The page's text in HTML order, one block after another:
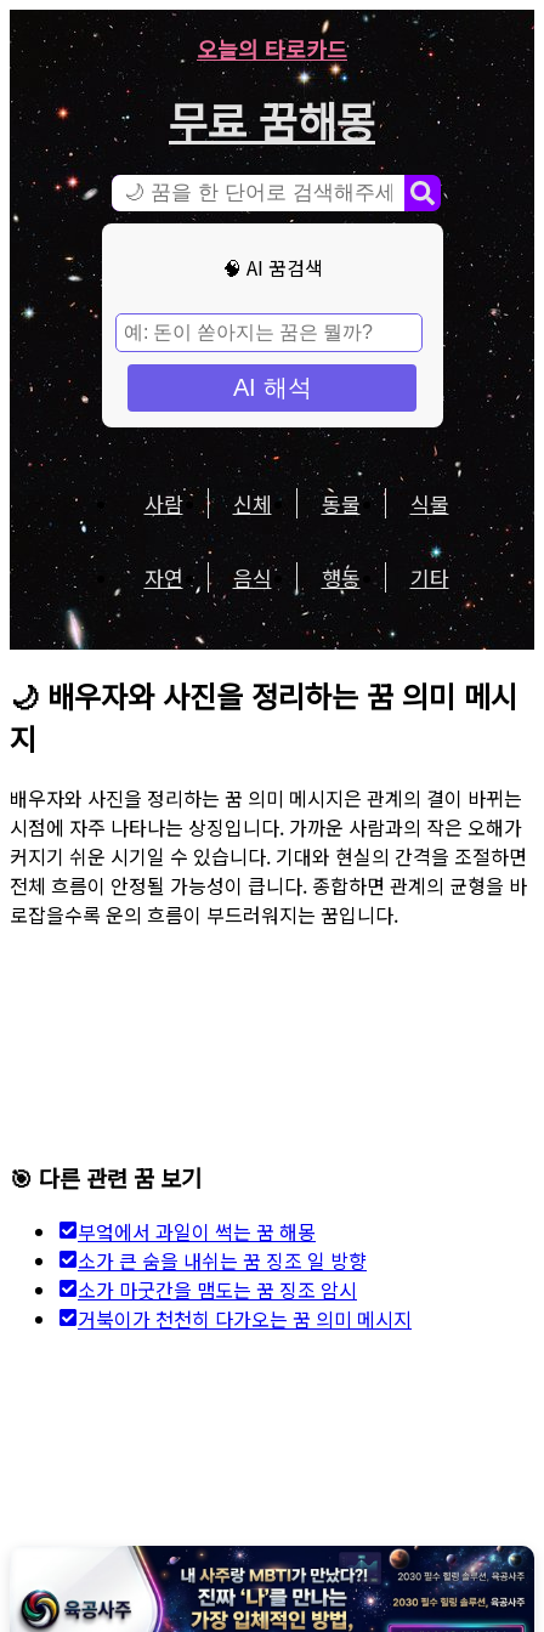
오늘의 타로카드
무료 꿈해몽
🧠 AI 꿈검색
AI 해석
사람 신체 동물 식물
자연 음식 행동 기타
🌙 배우자와 사진을 정리하는 꿈 의미 메시
지
배우자와 사진을 정리하는 꿈 의미 메시지은 관계의 결이 바뀌는
시점에 자주 나타나는 상징입니다. 가까운 사람과의 작은 오해가
커지기 쉬운 시기일 수 있습니다. 기대와 현실의 간격을 조절하면
전체 흐름이 안정될 가능성이 큽니다. 종합하면 관계의 균형을 바
로잡을수록 운의 흐름이 부드러워지는 꿈입니다.
🎯 다른 관련 꿈 보기
부엌에서 과일이 썩는 꿈 해몽
소가 큰 숨을 내쉬는 꿈 징조 일 방향
소가 마굿간을 맴도는 꿈 징조 암시
거북이가 천천히 다가오는 꿈 의미 메시지